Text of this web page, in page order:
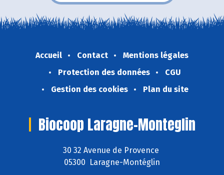
Accueil Contact
Mentions légales
Protection des données
CGU
Gestion des cookies
Plan du site
Biocoop Laragne-Monteglin
30 32 Avenue de Provence
05300 Laragne-Montéglin